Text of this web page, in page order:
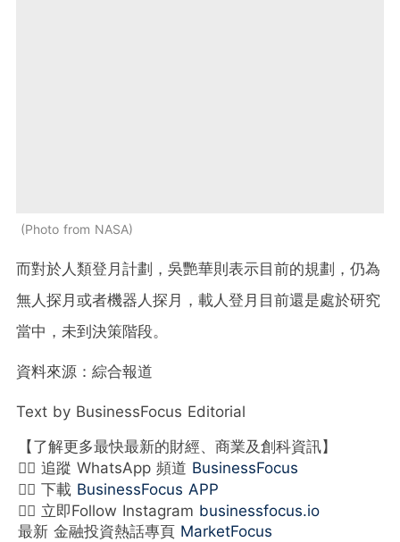
Photo from NASA
而對於人類登月計劃，吳艷華則表示目前的規劃，仍為
無人探月或者機器人探月，載人登月目前還是處於研究
當中，未到決策階段。
資料來源：綜合報道
Text by BusinessFocus Editorial
【了解更多最快最新的財經、商業及創科資訊】
👉🏻 追蹤 WhatsApp 頻道 BusinessFocus
👉🏻 下載 BusinessFocus APP
👉🏻 立即Follow Instagram businessfocus.io
最新 金融投資熱話專頁 MarketFocus